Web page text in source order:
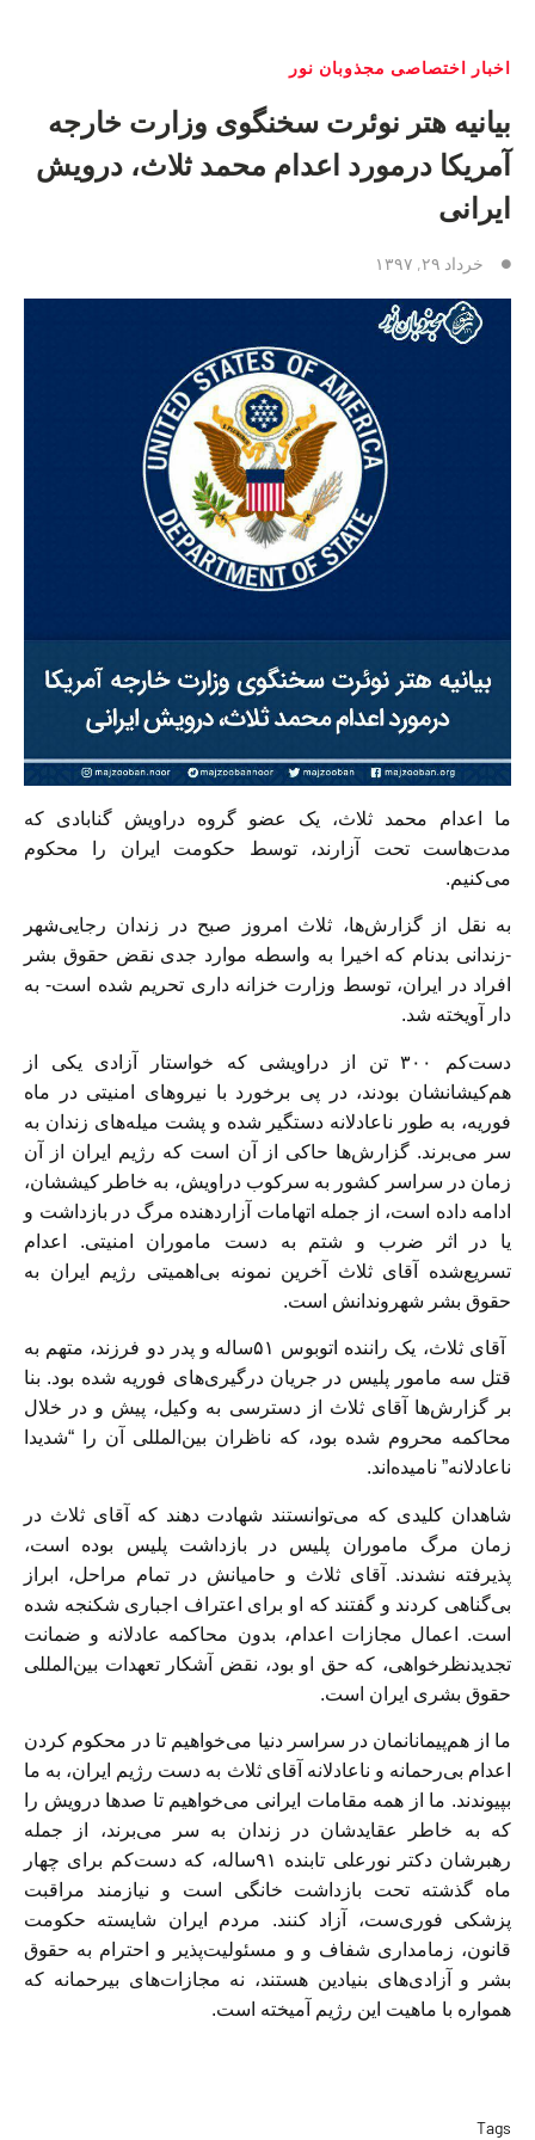
اخبار اختصاصی مجذوبان نور
بیانیه هتر نوئرت سخنگوی وزارت خارجه
آمریکا درمورد اعدام محمد ثلاث، درویش
ایرانی
خرداد ۲۹, ۱۳۹۷
ما اعدام محمد ثلاث، یک عضو گروه دراویش گنابادی که
مدت‌هاست تحت آزارند، توسط حکومت ایران را محکوم
می‌کنیم.
به نقل از گزارش‌ها، ثلاث امروز صبح در زندان رجایی‌شهر
-زندانی بدنام که اخیرا به واسطه موارد جدی نقض حقوق بشر
افراد در ایران، توسط وزارت خزانه داری تحریم شده است- به
دار آویخته شد.
دست‌کم ۳۰۰ تن از دراویشی که خواستار آزادی یکی از
هم‌کیشانشان بودند، در پی برخورد با نیروهای امنیتی در ماه
فوریه، به طور ناعادلانه دستگیر شده و پشت میله‌های زندان به
سر می‌برند. گزارش‌ها حاکی از آن است که رژیم ایران از آن
زمان در سراسر کشور به سرکوب دراویش، به خاطر کیششان،
ادامه داده است، از جمله اتهامات آزاردهنده مرگ در بازداشت و
یا در اثر ضرب و شتم به دست ماموران امنیتی. اعدام
تسریع‌شده آقای ثلاث آخرین نمونه بی‌اهمیتی رژیم ایران به
حقوق بشر شهروندانش است.
آقای ثلاث، یک راننده اتوبوس ۵۱ساله و پدر دو فرزند، متهم به
قتل سه مامور پلیس در جریان درگیری‌های فوریه شده بود. بنا
بر گزارش‌ها آقای ثلاث از دسترسی به وکیل، پیش و در خلال
محاکمه محروم شده بود، که ناظران بین‌المللی آن را “شدیدا
ناعادلانه” نامیده‌اند.
شاهدان کلیدی که می‌توانستند شهادت دهند که آقای ثلاث در
زمان مرگ ماموران پلیس در بازداشت پلیس بوده است،
پذیرفته نشدند. آقای ثلاث و حامیانش در تمام مراحل، ابراز
بی‌گناهی کردند و گفتند که او برای اعتراف اجباری شکنجه شده
است. اعمال مجازات اعدام، بدون محاکمه عادلانه و ضمانت
تجدیدنظرخواهی، که حق او بود، نقض آشکار تعهدات بین‌المللی
حقوق بشری ایران است.
ما از هم‌پیمانانمان در سراسر دنیا می‌خواهیم تا در محکوم کردن
اعدام بی‌رحمانه و ناعادلانه آقای ثلاث به دست رژیم ایران، به ما
بپیوندند. ما از همه مقامات ایرانی می‌خواهیم تا صدها درویش را
که به خاطر عقایدشان در زندان به سر می‌برند، از جمله
رهبرشان دکتر نورعلی تابنده ۹۱ساله، که دست‌کم برای چهار
ماه گذشته تحت بازداشت خانگی است و نیازمند مراقبت
پزشکی فوری‌ست، آزاد کنند. مردم ایران شایسته حکومت
قانون، زمامداری شفاف و و مسئولیت‌پذیر و احترام به حقوق
بشر و آزادی‌های بنیادین هستند، نه مجازات‌های بیرحمانه که
همواره با ماهیت این رژیم آمیخته است.
Tags